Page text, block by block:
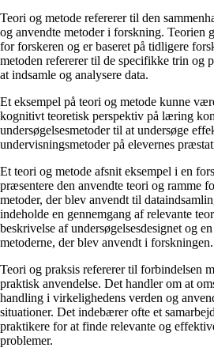
Teori og metode refererer til den
og anvendte metoder i forskning. Teorien
for forskeren og er baseret på tidligere
metoden refererer til de specifikke trin og
at indsamle og analysere data.
Et eksempel på teori og metode kunne
kognitivt teoretisk perspektiv på læring
undersøgelsesmetoder til at undersøge
undervisningsmetoder på elevernes
Et teori og metode afsnit eksempel i en
præsentere den anvendte teori og ramme
metoder, der blev anvendt til
indeholde en gennemgang af relevante
beskrivelse af undersøgelsesdesignet og
metoderne, der blev anvendt i forskningen.
Teori og praksis refererer til forbindelsen
praktisk anvendelse. Det handler om at
handling i virkelighedens verden og
situationer. Det indebærer ofte et
praktikere for at finde relevante og
problemer.